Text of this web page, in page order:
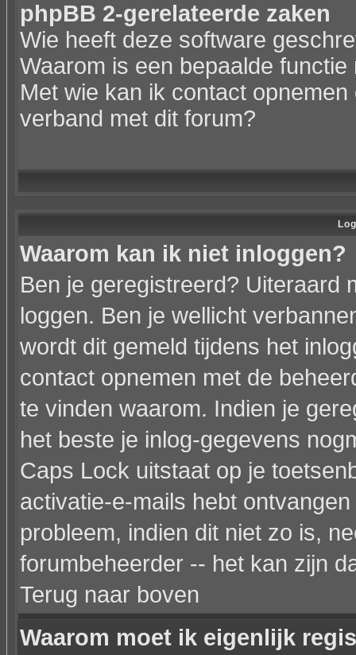
phpBB 2-gerelateerde zaken
Wie heeft deze software
Waarom is een bepaalde
Met wie kan ik contact
verband met dit forum?
Waarom kan ik niet inloggen?
Ben je geregistreerd? Uiteraard
loggen. Ben je wellicht
wordt dit gemeld tijdens het
contact opnemen met de
te vinden waarom. Indien je
het beste je inlog-gegevens
Caps Lock uitstaat op je
activatie-e-mails hebt
probleem, indien dit niet zo is,
forumbeheerder -- het kan zijn
Terug naar boven
Waarom moet ik eigenlijk